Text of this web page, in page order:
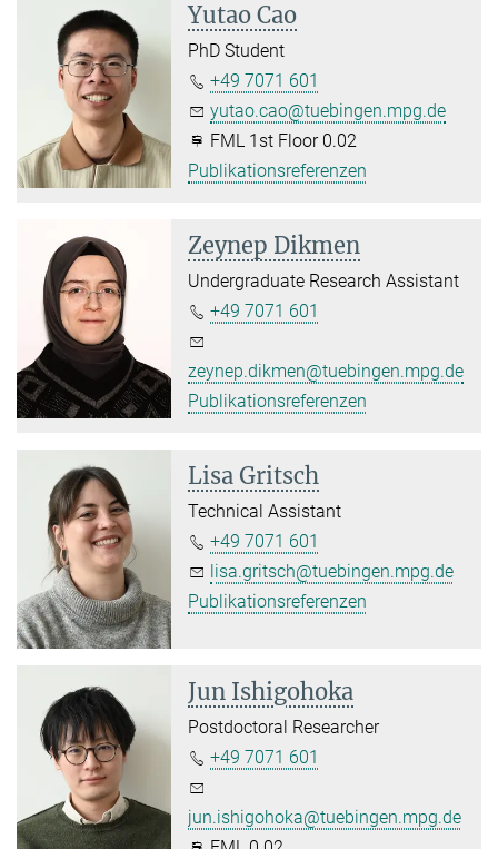
Yutao Cao
PhD Student
+49 7071 601
yutao.cao@tuebingen.mpg.de
FML 1st Floor 0.02
Publikationsreferenzen
Zeynep Dikmen
Undergraduate Research Assistant
+49 7071 601
zeynep.dikmen@tuebingen.mpg.de
Publikationsreferenzen
Lisa Gritsch
Technical Assistant
+49 7071 601
lisa.gritsch@tuebingen.mpg.de
Publikationsreferenzen
Jun Ishigohoka
Postdoctoral Researcher
+49 7071 601
jun.ishigohoka@tuebingen.mpg.de